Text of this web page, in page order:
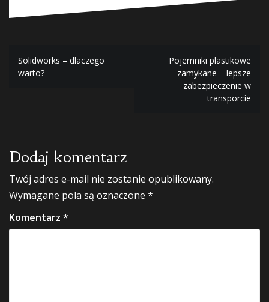
Nawigacja
wpisu
Solidworks – dlaczego
warto?
Pojemniki plastikowe
zamykane – lepsze
zabezpieczenie w
transporcie
Dodaj komentarz
Twój adres e-mail nie zostanie opublikowany.
Wymagane pola są oznaczone *
Komentarz *